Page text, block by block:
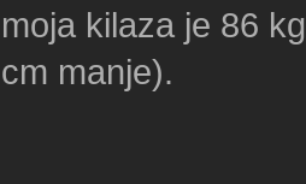
moja kilaza je 86
cm manje).